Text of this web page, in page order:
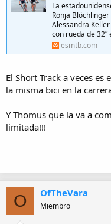
La
Ronja
Alessandra
con rueda de
esmtb.com
El Short Track a veces
la misma bici en la
Y Thomus que la va a
limitada!!!
O OfTheVara
Miembro